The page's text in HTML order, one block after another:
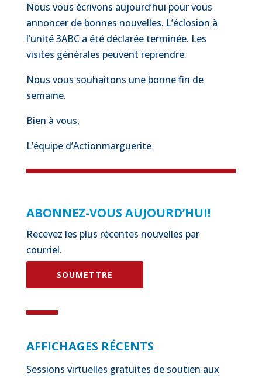
Nous vous écrivons aujourd’hui pour vous
annoncer de bonnes nouvelles. L’éclosion à
l’unité 3ABC a été déclarée terminée. Les
visites générales peuvent reprendre.
Nous vous souhaitons une bonne fin de
semaine.
Bien à vous,
L’équipe d’Actionmarguerite
ABONNEZ-VOUS AUJOURD’HUI!
Recevez les plus récentes nouvelles par
courriel.
SOUMETTRE
AFFICHAGES RÉCENTS
Sessions virtuelles gratuites de soutien aux